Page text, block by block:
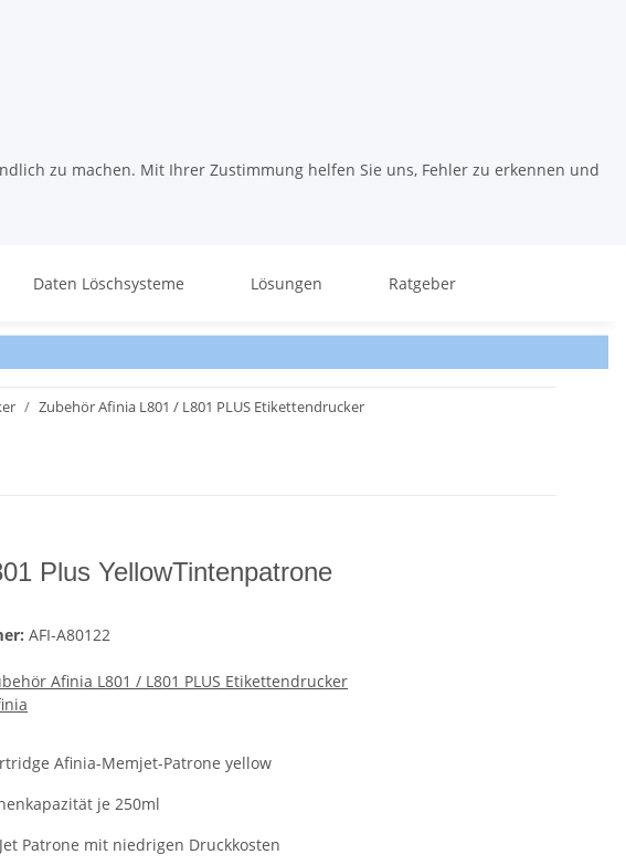
zu machen. Mit Ihrer Zustimmung helfen Sie uns, Fehler zu erkennen und
Daten Löschsysteme Lösungen Ratgeber
Zubehör Afinia L801 / L801 PLUS Etikettendrucker
Plus YellowTintenpatrone
AFI-A80122
Afinia L801 / L801 PLUS Etikettendrucker
Afinia-Memjet-Patrone yellow
je 250ml
Patrone mit niedrigen Druckkosten